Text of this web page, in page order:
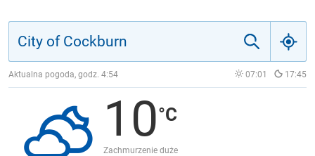
JAKOŚĆ POWIETRZA
Aktualna pogoda, godz. 4:54 07:01 17:45
10
Zachmurzenie duże